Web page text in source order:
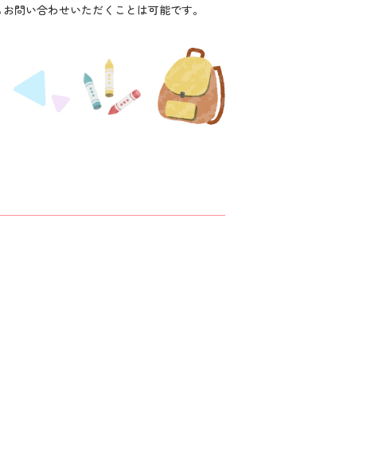
問い合わせいただくことは可能です。